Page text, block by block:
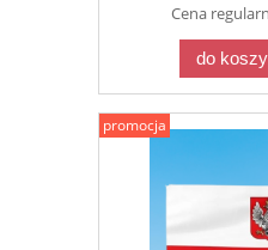
Cena
do
promocja